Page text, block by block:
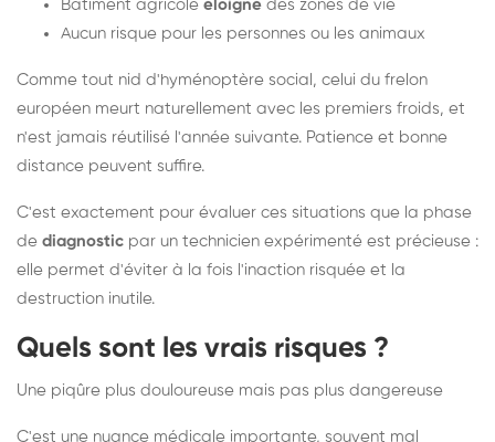
Bâtiment agricole éloigné des zones de vie
Aucun risque pour les personnes ou les animaux
Comme tout nid d'hyménoptère social, celui du frelon
européen meurt naturellement avec les premiers froids, et
n'est jamais réutilisé l'année suivante. Patience et bonne
distance peuvent suffire.
C'est exactement pour évaluer ces situations que la phase
de diagnostic par un technicien expérimenté est précieuse :
elle permet d'éviter à la fois l'inaction risquée et la
destruction inutile.
Quels sont les vrais risques ?
Une piqûre plus douloureuse mais pas plus dangereuse
C'est une nuance médicale importante, souvent mal